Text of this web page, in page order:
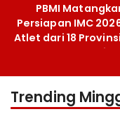
PBMI
Persiapan IMC
Atlet dari 18
Berlaga Besok di
Trending